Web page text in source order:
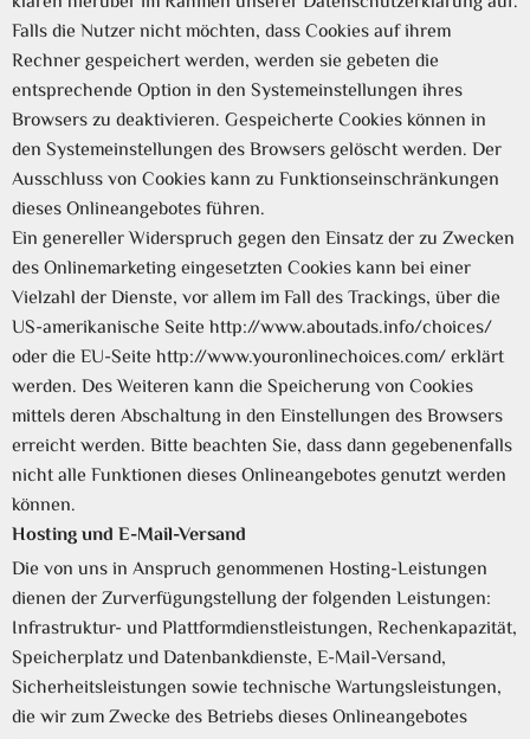
Falls die Nutzer nicht möchten, dass Cookies auf ihrem
Rechner gespeichert werden, werden sie gebeten die
entsprechende Option in den Systemeinstellungen ihres
Browsers zu deaktivieren. Gespeicherte Cookies können in
den Systemeinstellungen des Browsers gelöscht werden. Der
Ausschluss von Cookies kann zu Funktionseinschränkungen
dieses Onlineangebotes führen.
Ein genereller Widerspruch gegen den Einsatz der zu Zwecken
des Onlinemarketing eingesetzten Cookies kann bei einer
Vielzahl der Dienste, vor allem im Fall des Trackings, über die
US-amerikanische Seite http://www.aboutads.info/choices/
oder die EU-Seite http://www.youronlinechoices.com/ erklärt
werden. Des Weiteren kann die Speicherung von Cookies
mittels deren Abschaltung in den Einstellungen des Browsers
erreicht werden. Bitte beachten Sie, dass dann gegebenenfalls
nicht alle Funktionen dieses Onlineangebotes genutzt werden
können.
Hosting und E-Mail-Versand
Die von uns in Anspruch genommenen Hosting-Leistungen
dienen der Zurverfügungstellung der folgenden Leistungen:
Infrastruktur- und Plattformdienstleistungen, Rechenkapazität,
Speicherplatz und Datenbankdienste, E-Mail-Versand,
Sicherheitsleistungen sowie technische Wartungsleistungen,
die wir zum Zwecke des Betriebs dieses Onlineangebotes